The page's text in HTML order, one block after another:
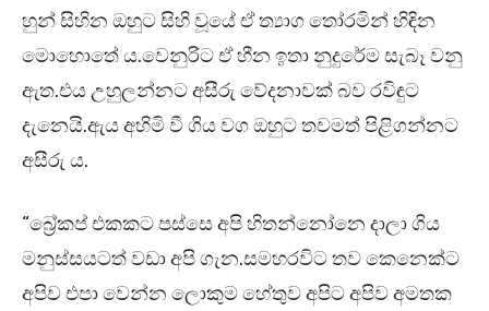
හුන් සිහින ඔහුට සිහි වූයේ ඒ ත්‍යාග තෝරමින් හිඳින
මොහොතේ ය.වෙනුරිට ඒ හීන ඉතා නුදුරේම සැබෑ වනු
ඇත.එය උහුලන්නට අසීරු වේදනාවක් බව රවිඳුට
දැනෙයි.ඇය අහිමි වී ගිය වග ඔහුට තවමත් පිළිගන්නට
අසීරු ය.
“බ්‍රේකප් එකකට පස්සෙ අපි හිතන්නෝනෙ දාලා ගිය
මනුස්සයටත් වඩා අපි ගැන.සමහරවිට තව කෙනෙක්ට
අපිව එපා වෙන්න ලොකුම හේතුව අපිට අපිව අමතක